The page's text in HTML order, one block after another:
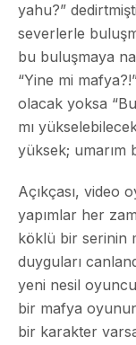
yahu?”
severlerle
bu buluşmaya
“Yine mi
olacak yoksa
mı
yüksek; umarım
Açıkçası, video
yapımlar her
köklü bir serinin
duyguları
yeni nesil
bir mafya
bir karakter